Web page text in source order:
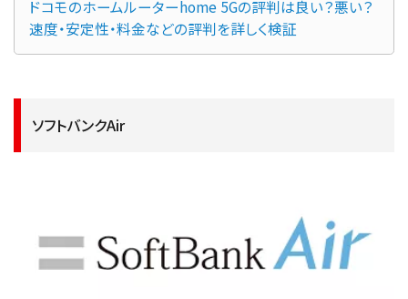
ドコモのホームルーターhome 5Gの評判は良い？悪い？
速度・安定性・料金などの評判を詳しく検証
ソフトバンクAir